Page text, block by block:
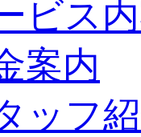
ビス
案内
ッフ